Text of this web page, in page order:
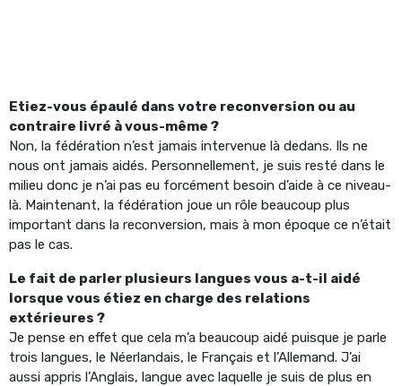
Etiez-vous épaulé dans votre reconversion ou au
contraire livré à vous-même ?
Non, la fédération n’est jamais intervenue là dedans. Ils ne
nous ont jamais aidés. Personnellement, je suis resté dans le
milieu donc je n’ai pas eu forcément besoin d’aide à ce niveau-
là. Maintenant, la fédération joue un rôle beaucoup plus
important dans la reconversion, mais à mon époque ce n’était
pas le cas.
Le fait de parler plusieurs langues vous a-t-il aidé
lorsque vous étiez en charge des relations
extérieures ?
Je pense en effet que cela m’a beaucoup aidé puisque je parle
trois langues, le Néerlandais, le Français et l’Allemand. J’ai
aussi appris l’Anglais, langue avec laquelle je suis de plus en